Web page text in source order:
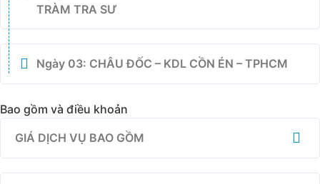
TRÀM TRA SƯ
Ngày 03: CHÂU ĐỐC – KDL CỒN ÉN – TPHCM
Bao gồm và điều khoản
GIÁ DỊCH VỤ BAO GỒM